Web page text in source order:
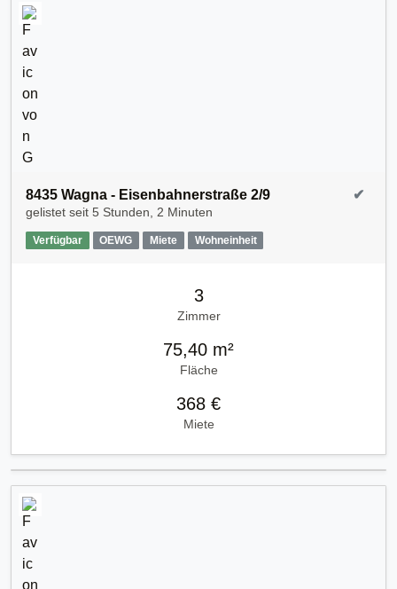
8435 Wagna - Eisenbahnerstraße 2/9
gelistet seit 5 Stunden, 2 Minuten
Verfügbar OEWG Miete Wohneinheit
✔
3
Zimmer
75,40 m²
Fläche
368 €
Miete